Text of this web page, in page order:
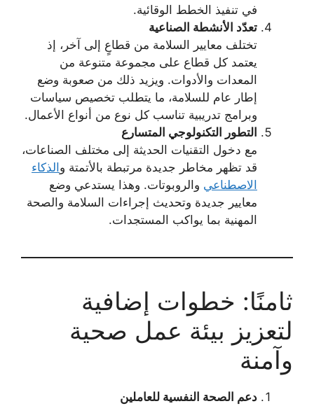
في تنفيذ الخطط الوقائية.
تعدّد الأنشطة الصناعية
تختلف معايير السلامة من قطاعٍ إلى آخر، إذ
يعتمد كل قطاع على مجموعة متنوعة من
المعدات والأدوات. ويزيد ذلك من صعوبة وضع
إطار عام للسلامة، ما يتطلب تخصيص سياسات
وبرامج تدريبية تناسب كل نوع من أنواع الأعمال.
التطور التكنولوجي المتسارع
مع دخول التقنيات الحديثة إلى مختلف الصناعات،
قد تظهر مخاطر جديدة مرتبطة بالأتمتة والذكاء
الاصطناعي والروبوتات. وهذا يستدعي وضع
معايير جديدة وتحديث إجراءات السلامة والصحة
المهنية بما يواكب المستجدات.
ثامنًا: خطوات إضافية
لتعزيز بيئة عمل صحية
وآمنة
دعم الصحة النفسية للعاملين